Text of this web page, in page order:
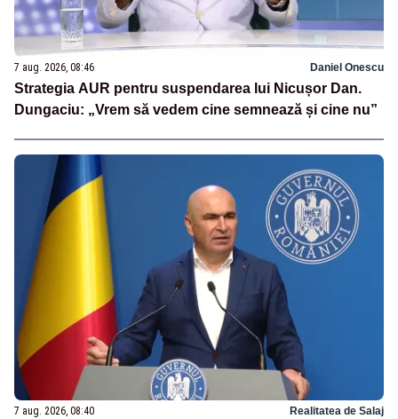
7 aug. 2026, 08:46 Daniel Onescu
Strategia AUR pentru suspendarea lui Nicușor Dan.
Dungaciu: „Vrem să vedem cine semnează și cine nu”
7 aug. 2026, 08:40 Realitatea de Salaj